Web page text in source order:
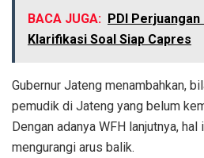
BACA JUGA: PDI
Klarifikasi Soal Siap Capres
Gubernur Jateng menambahkan,
pemudik di Jateng yang belum
Dengan adanya WFH lanjutnya,
mengurangi arus balik.